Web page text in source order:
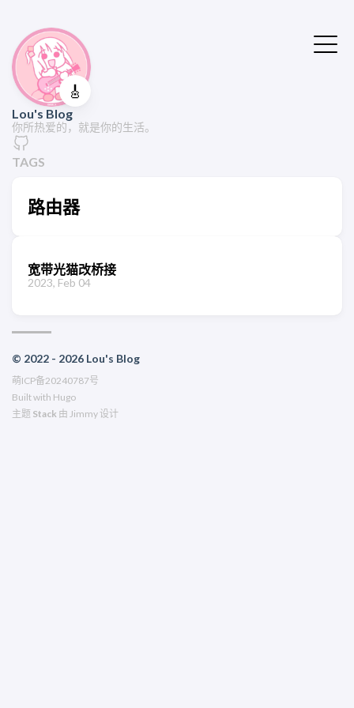
🎸
Lou's Blog
你所热爱的，就是你的生活。
TAGS
路由器
宽带光猫改桥接
2023, Feb 04
© 2022 - 2026 Lou's Blog
萌ICP备20240787号
Built with Hugo
主题 Stack 由 Jimmy设计